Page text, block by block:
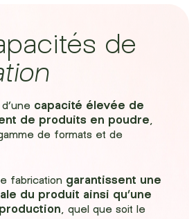
de
capacité élevée de
de produits en poudre,
de formats et de
fabrication garantissent une
du produit ainsi qu’une
, quel que soit le